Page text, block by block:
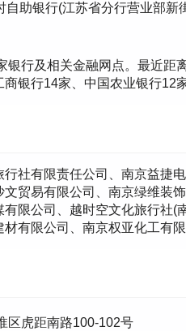
自助银行(江苏省分行营业部
银行及相关金融网点。最近距
银行14家、中国农业银行12
社有限责任公司、南京益捷
文贸易有限公司、南京绿维装
限公司、越时空文化旅行社
有限公司、南京权亚化工有
区虎距南路100-102号